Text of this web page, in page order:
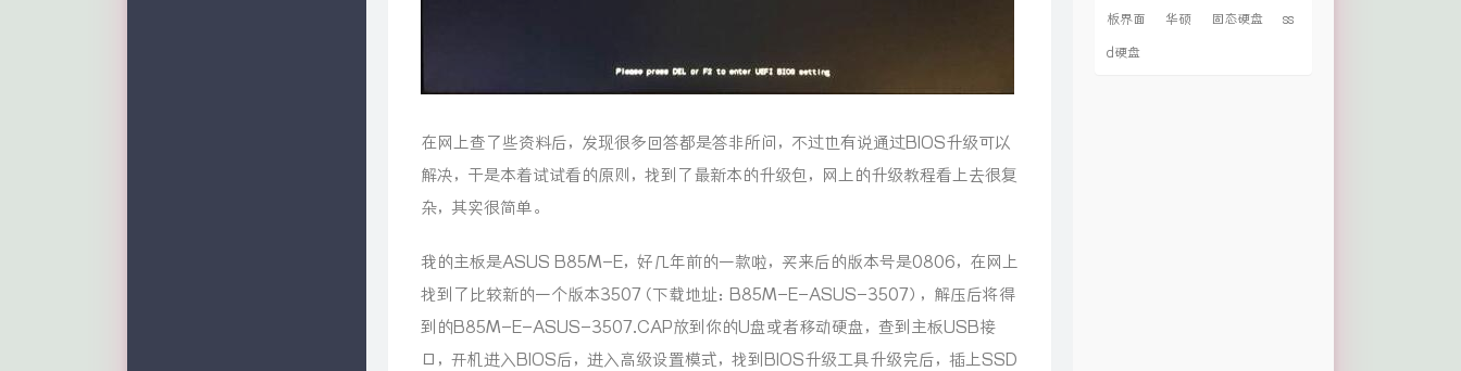
在网上查了些资料后，发现很多回答都是答非所问，不过也有说通过BIOS升级可以
解决，于是本着试试看的原则，找到了最新本的升级包，网上的升级教程看上去很复
杂，其实很简单。
我的主板是ASUS B85M-E，好几年前的一款啦，买来后的版本号是0806，在网上
找到了比较新的一个版本3507（下载地址： B85M-E-ASUS-3507），解压后将得
到的B85M-E-ASUS-3507.CAP放到你的U盘或者移动硬盘，查到主板USB接
口，开机进入BIOS后，进入高级设置模式，找到BIOS升级工具升级完后，插上SSD
板界面 华硕 固态硬盘 ss
d硬盘